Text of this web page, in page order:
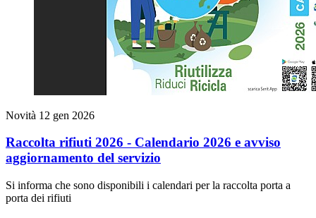
Novità 12 gen 2026
Raccolta rifiuti 2026 - Calendario 2026 e avviso
aggiornamento del servizio
Si informa che sono disponibili i calendari per la raccolta porta a
porta dei rifiuti